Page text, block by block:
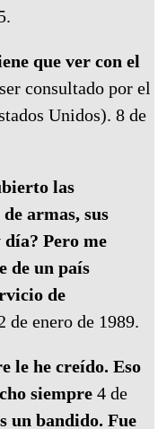
que ver con el
consultado por el
Unidos). 8 de
las
armas, sus
día? Pero me
de un país
de
de enero de 1989.
le he creído. Eso
siempre 4 de
un bandido. Fue